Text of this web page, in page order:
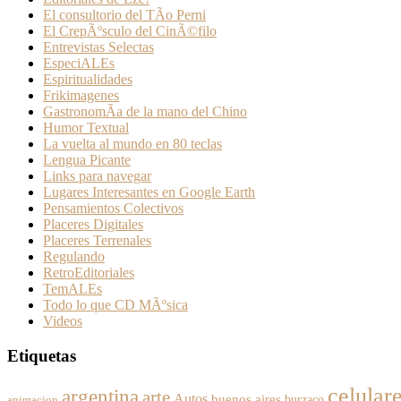
El consultorio del TÃ­o Perni
El CrepÃºsculo del CinÃ©filo
Entrevistas Selectas
EspeciALEs
Espiritualidades
Frikimagenes
GastronomÃ­a de la mano del Chino
Humor Textual
La vuelta al mundo en 80 teclas
Lengua Picante
Links para navegar
Lugares Interesantes en Google Earth
Pensamientos Colectivos
Placeres Digitales
Placeres Terrenales
Regulando
RetroEditoriales
TemALEs
Todo lo que CD MÃºsica
Videos
Etiquetas